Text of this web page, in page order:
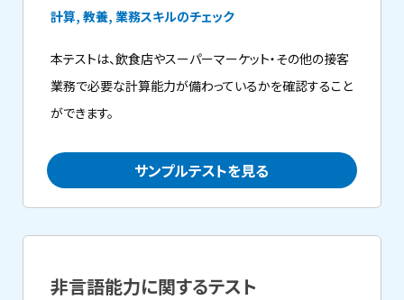
計算, 教養, 業務スキルのチェック
本テストは、飲食店やスーパーマーケット・その他の接客
業務で必要な計算能力が備わっているかを確認すること
ができます。
サンプルテストを見る
非言語能力に関するテスト